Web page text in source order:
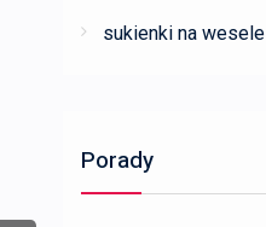
sukienki na wesele
Porady